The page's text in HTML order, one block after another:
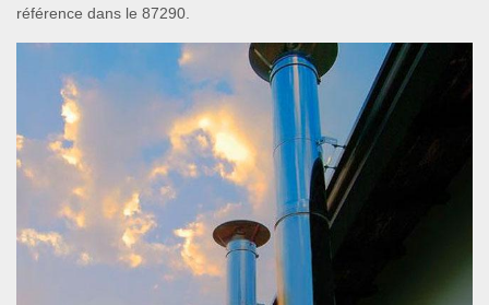
référence dans le 87290.